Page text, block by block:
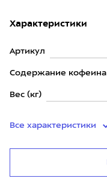
Характеристики
Артикул
Содержание кофеина
Вес (кг)
Все характеристики